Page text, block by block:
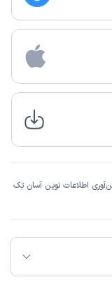
اطلاعات نوین آسان تِک